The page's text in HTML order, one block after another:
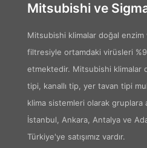
Mitsubishi ve
Mitsubishi klimalar doğal
filtresiyle ortamdaki virüsleri
etmektedir. Mitsubishi klimalar
tipi, kanallı tip, yer tavan tipi
klima sistemleri olarak gruplara
İstanbul, Ankara, Antalya ve
Türkiye'ye satışımız vardır.